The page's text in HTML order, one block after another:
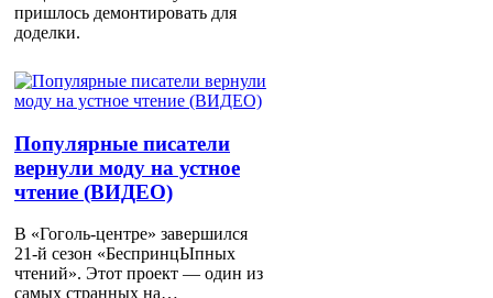
пришлось демонтировать для
доделки.
Популярные писатели
вернули моду на устное
чтение (ВИДЕО)
В «Гоголь-центре» завершился
21-й сезон «БеспринцЫпных
чтений». Этот проект — один из
самых странных на…